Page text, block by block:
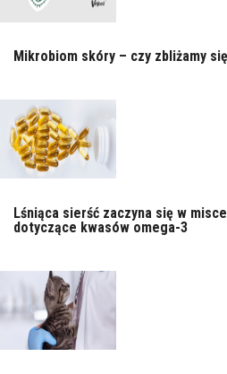
Mikrobiom skóry – czy zbliżamy
Lśniąca sierść zaczyna się w
dotyczące kwasów omega-3